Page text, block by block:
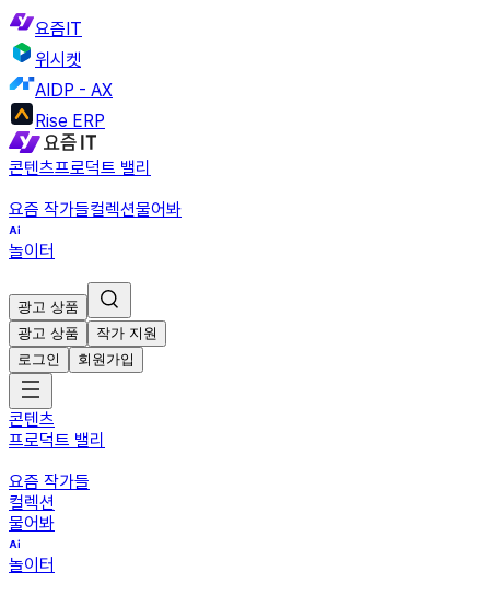
요즘IT
위시켓
AIDP - AX
Rise ERP
콘텐츠프로덕트 밸리
요즘 작가들컬렉션물어봐
놀이터
광고 상품
광고 상품
작가 지원
로그인
회원가입
콘텐츠
프로덕트 밸리
요즘 작가들
컬렉션
물어봐
놀이터